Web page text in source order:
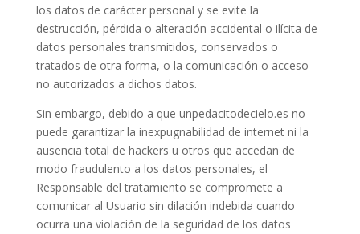
los datos de carácter personal y se evite la
destrucción, pérdida o alteración accidental o ilícita de
datos personales transmitidos, conservados o
tratados de otra forma, o la comunicación o acceso
no autorizados a dichos datos.
Sin embargo, debido a que unpedacitodecielo.es no
puede garantizar la inexpugnabilidad de internet ni la
ausencia total de hackers u otros que accedan de
modo fraudulento a los datos personales, el
Responsable del tratamiento se compromete a
comunicar al Usuario sin dilación indebida cuando
ocurra una violación de la seguridad de los datos